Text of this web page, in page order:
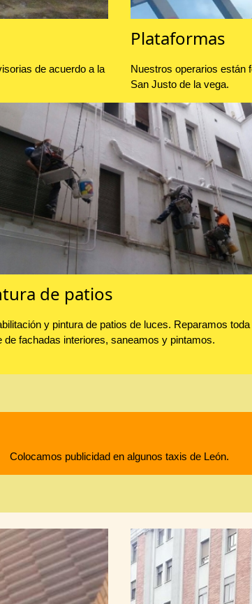
de acuerdo a la
Plataformas
Nuestros operarios están
San Justo de la vega.
de patios
y pintura de patios de luces. Reparamos toda
de fachadas interiores, saneamos y pintamos.
Colocamos publicidad en algunos taxis de León.